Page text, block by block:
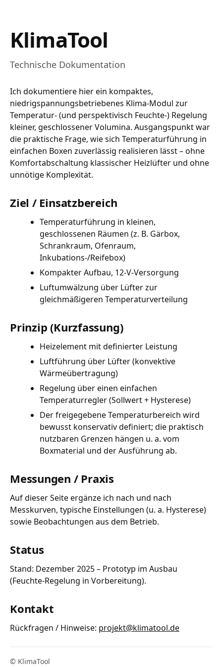
KlimaTool
Technische Dokumentation
Ich dokumentiere hier ein kompaktes,
niedrigspannungsbetriebenes Klima-Modul zur
Temperatur- (und perspektivisch Feuchte-) Regelung
kleiner, geschlossener Volumina. Ausgangspunkt war
die praktische Frage, wie sich Temperaturführung in
einfachen Boxen zuverlässig realisieren lässt – ohne
Komfortabschaltung klassischer Heizlüfter und ohne
unnötige Komplexität.
Ziel / Einsatzbereich
Temperaturführung in kleinen,
geschlossenen Räumen (z. B. Gärbox,
Schrankraum, Ofenraum,
Inkubations-/Reifebox)
Kompakter Aufbau, 12-V-Versorgung
Luftumwälzung über Lüfter zur
gleichmäßigeren Temperaturverteilung
Prinzip (Kurzfassung)
Heizelement mit definierter Leistung
Luftführung über Lüfter (konvektive
Wärmeübertragung)
Regelung über einen einfachen
Temperaturregler (Sollwert + Hysterese)
Der freigegebene Temperaturbereich wird
bewusst konservativ definiert; die praktisch
nutzbaren Grenzen hängen u. a. vom
Boxmaterial und der Ausführung ab.
Messungen / Praxis
Auf dieser Seite ergänze ich nach und nach
Messkurven, typische Einstellungen (u. a. Hysterese)
sowie Beobachtungen aus dem Betrieb.
Status
Stand: Dezember 2025 – Prototyp im Ausbau
(Feuchte-Regelung in Vorbereitung).
Kontakt
Rückfragen / Hinweise: projekt@klimatool.de
© KlimaTool